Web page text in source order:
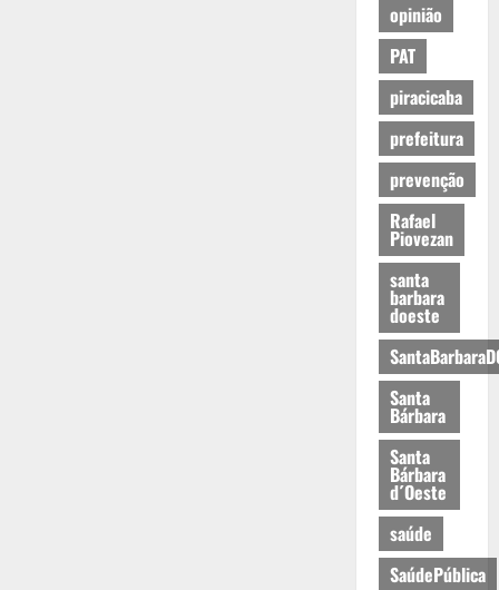
opinião
PAT
piracicaba
prefeitura
prevenção
Rafael
Piovezan
santa
barbara
doeste
Santa
Bárbara
Santa
Bárbara
d´Oeste
saúde
SaúdePública